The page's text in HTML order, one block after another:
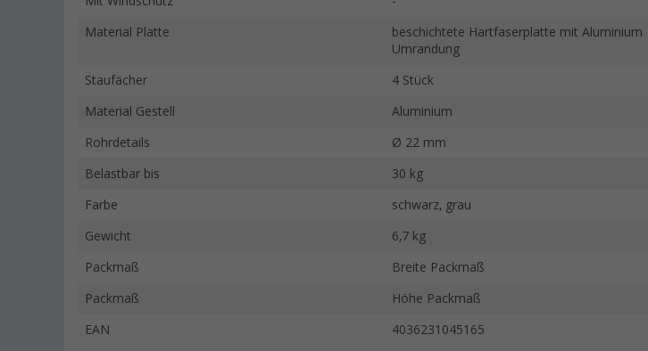
Material Platte
beschichtete Hartfaserplatte mit Aluminium
Umrandung
Staufächer 4 Stück
Material Gestell Aluminium
Rohrdetails Ø 22 mm
Belastbar bis 30 kg
Farbe schwarz, grau
Gewicht 6,7 kg
Packmaß Breite Packmaß
Packmaß Höhe Packmaß
EAN 4036231045165